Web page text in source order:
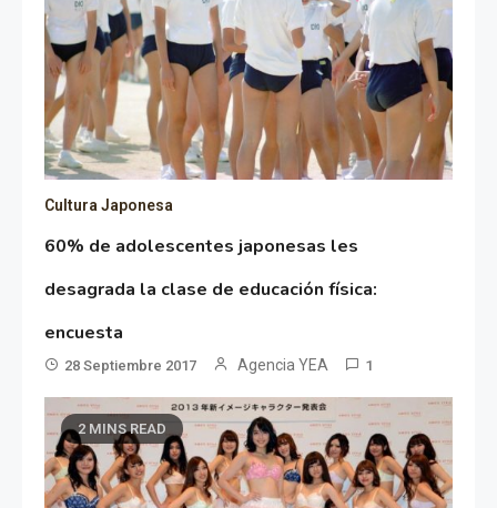
Cultura Japonesa
60% de adolescentes japonesas les
desagrada la clase de educación física:
encuesta
28 Septiembre 2017 Agencia YEA 1
2 MINS READ